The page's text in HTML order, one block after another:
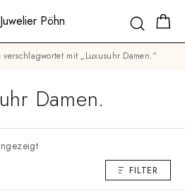
verschlagwortet mit „Luxusuhr Damen.“
Damen.
FILTER